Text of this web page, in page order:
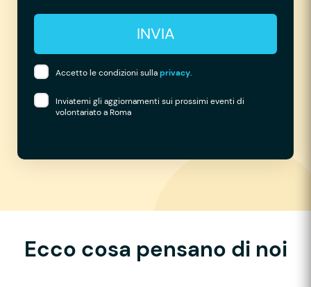
INVIA
Accetto le condizioni sullaprivacy.
Inviatemi gli aggiornamenti sui prossimi eventi di
volontariato a Roma
Ecco cosa pensano di noi